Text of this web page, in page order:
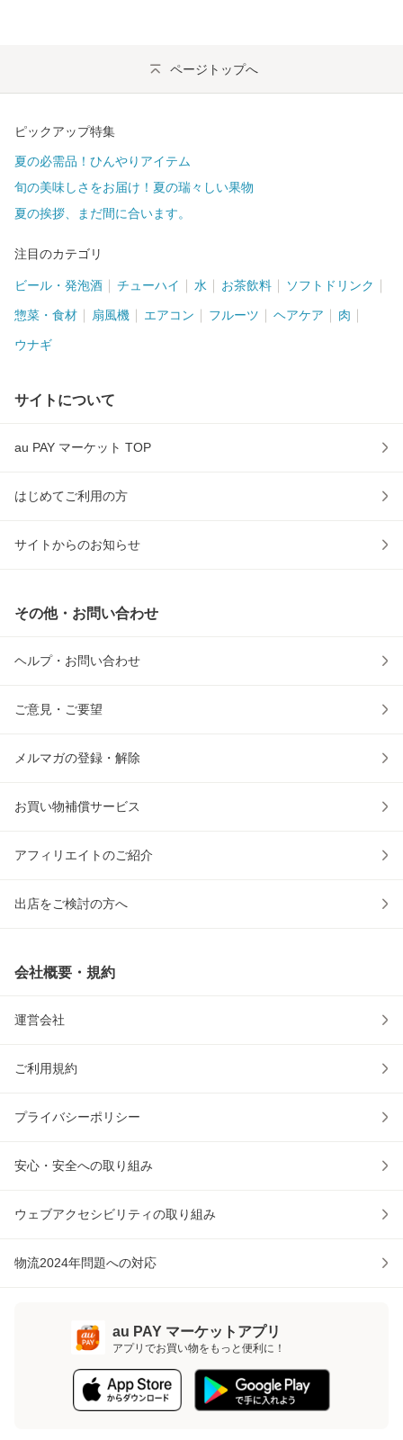
ページトップへ
ピックアップ特集
夏の必需品！ひんやりアイテム
旬の美味しさをお届け！夏の瑞々しい果物
夏の挨拶、まだ間に合います。
注目のカテゴリ
ビール・発泡酒 チューハイ 水 お茶飲料 ソフトドリンク
惣菜・食材 扇風機 エアコン フルーツ ヘアケア 肉
ウナギ
サイトについて
au PAY マーケット TOP
はじめてご利用の方
サイトからのお知らせ
その他・お問い合わせ
ヘルプ・お問い合わせ
ご意見・ご要望
メルマガの登録・解除
お買い物補償サービス
アフィリエイトのご紹介
出店をご検討の方へ
会社概要・規約
運営会社
ご利用規約
プライバシーポリシー
安心・安全への取り組み
ウェブアクセシビリティの取り組み
物流2024年問題への対応
au PAY マーケットアプリ
アプリでお買い物をもっと便利に！